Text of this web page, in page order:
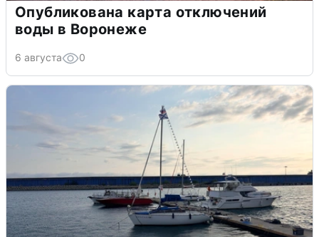
Опубликована карта отключений
воды в Воронеже
6 августа 0